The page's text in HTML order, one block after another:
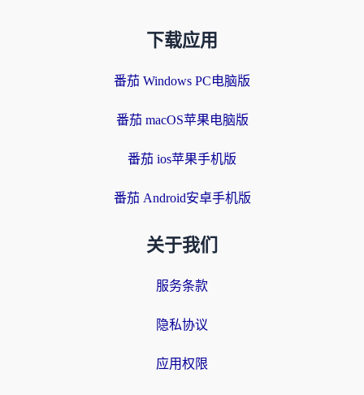
下载应用
番茄 Windows PC电脑版
番茄 macOS苹果电脑版
番茄 ios苹果手机版
番茄 Android安卓手机版
关于我们
服务条款
隐私协议
应用权限